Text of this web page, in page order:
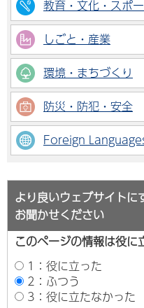
教育・文化・スポ
しごと・産業
環境・まちづくり
防災・防犯・安全
Foreign
より良いウェブサイトに
お聞かせください
このページの情報は役に
1：役に立った
2：ふつう
3：役に立たなかった